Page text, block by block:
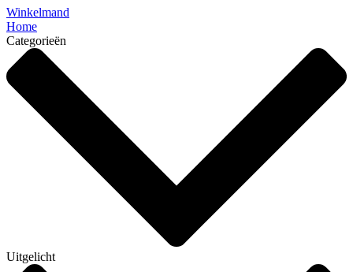
Winkelmand
Home
Categorieën
Uitgelicht